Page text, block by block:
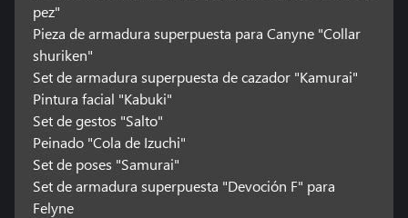
pez"
Pieza de armadura superpuesta para Canyne "Collar
shuriken"
Set de armadura superpuesta de cazador "Kamurai"
Pintura facial "Kabuki"
Set de gestos "Salto"
Peinado "Cola de Izuchi"
Set de poses "Samurai"
Set de armadura superpuesta "Devoción F" para
Felyne